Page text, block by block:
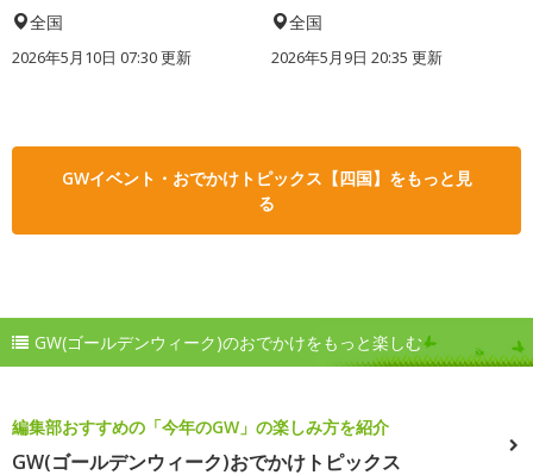
全国
2026年5月10日 07:30 更新
全国
2026年5月9日 20:35 更新
GWイベント・おでかけトピックス【四国】をもっと見
る
GW(ゴールデンウィーク)のおでかけをもっと楽しむ
編集部おすすめの「今年のGW」の楽しみ方を紹介
GW(ゴールデンウィーク)おでかけトピックス